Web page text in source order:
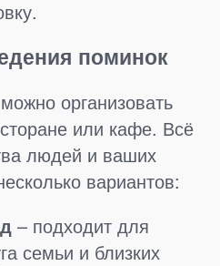
поминок
организовать
или кафе. Всё
людей и ваших
вариантов:
– подходит для
семьи и близких